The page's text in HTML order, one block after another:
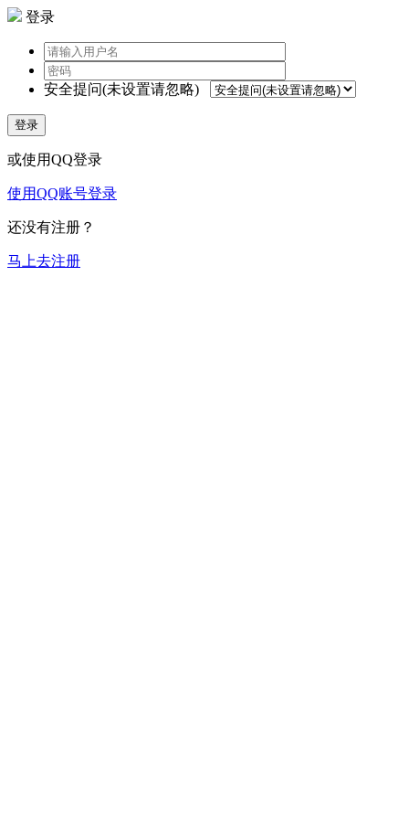
登录
安全提问(未设置请忽略)
登录
或使用QQ登录
使用QQ账号登录
还没有注册？
马上去注册